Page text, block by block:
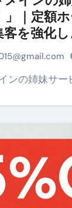
」｜定額
を強化し
インの姉妹サ